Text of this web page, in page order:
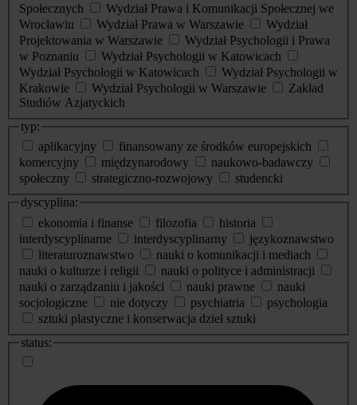
Społecznych
Wydział Prawa i Komunikacji Społecznej we
Wrocławiu
Wydział Prawa w Warszawie
Wydział
Projektowania w Warszawie
Wydział Psychologii i Prawa
w Poznaniu
Wydział Psychologii w Katowicach
Wydział Psychologii w Katowicach
Wydział Psychologii w
Krakowie
Wydział Psychologii w Warszawie
Zakład
Studiów Azjatyckich
typ:
aplikacyjny
finansowany ze środków europejskich
komercyjny
międzynarodowy
naukowo-badawczy
społeczny
strategiczno-rozwojowy
studencki
dyscyplina:
ekonomia i finanse
filozofia
historia
interdyscyplinarne
interdyscyplinarny
językoznawstwo
literaturoznawstwo
nauki o komunikacji i mediach
nauki o kulturze i religii
nauki o polityce i administracji
nauki o zarządzaniu i jakości
nauki prawne
nauki
socjologiczne
nie dotyczy psychiatria
psychologia
sztuki plastyczne i konserwacja dzieł sztuki
status: